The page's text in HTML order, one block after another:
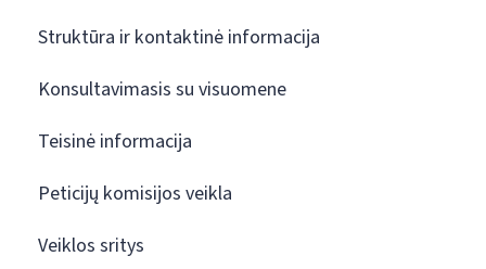
Struktūra ir kontaktinė informacija
Konsultavimasis su visuomene
Teisinė informacija
Peticijų komisijos veikla
Veiklos sritys